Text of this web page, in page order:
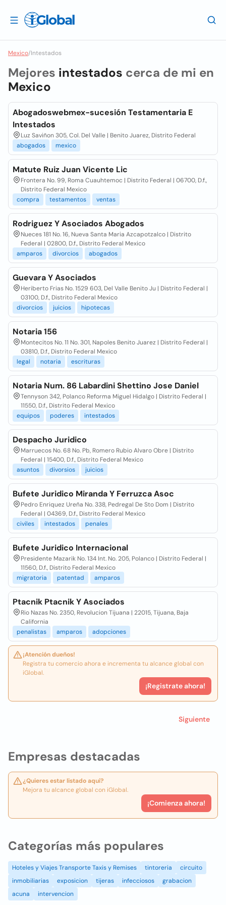
Mexico/Intestados
Empresas destacadas
¿Quieres estar listado aquí?
Mejora tu alcance global con iGlobal.
¡Comienza ahora!
Mejores intestados cerca de mi en
Mexico
Abogadoswebmex-sucesión Testamentaria E
Intestados
Luz Saviñon 305, Col. Del Valle | Benito Juarez, Distrito Federal
abogados
mexico
Matute Ruiz Juan Vicente Lic
Frontera No. 99, Roma Cuauhtemoc | Distrito Federal | 06700, D.f.,
Distrito Federal Mexico
compra
testamentos ventas
Rodriguez Y Asociados Abogados
Nueces 181 No. 16, Nueva Santa Maria Azcapotzalco | Distrito
Federal | 02800, D.f., Distrito Federal Mexico
amparos
divorcios abogados
Guevara Y Asociados
Heriberto Frias No. 1529 603, Del Valle Benito Ju | Distrito Federal |
03100, D.f., Distrito Federal Mexico
divorcios
juicios hipotecas
Notaria 156
Montecitos No. 11 No. 301, Napoles Benito Juarez | Distrito Federal |
03810, D.f., Distrito Federal Mexico
legal
notaria escrituras
Notaria Num. 86 Labardini Shettino Jose Daniel
Tennyson 342, Polanco Reforma Miguel Hidalgo | Distrito Federal |
11550, D.f., Distrito Federal Mexico
equipos
poderes intestados
Despacho Juridico
Marruecos No. 68 No. Pb, Romero Rubio Alvaro Obre | Distrito
Federal | 15400, D.f., Distrito Federal Mexico
asuntos
divorsios juicios
Bufete Juridico Miranda Y Ferruzca Asoc
Pedro Enriquez Ureña No. 338, Pedregal De Sto Dom | Distrito
Federal | 04369, D.f., Distrito Federal Mexico
civiles
intestados penales
Bufete Juridico Internacional
Presidente Mazarik No. 134 Int. No. 205, Polanco | Distrito Federal |
11560, D.f., Distrito Federal Mexico
migratoria
patentad amparos
Ptacnik Ptacnik Y Asociados
Rio Nazas No. 2350, Revolucion Tijuana | 22015, Tijuana, Baja
California
penalistas
amparos adopciones
¡Atención dueños!
Registra tu comercio ahora e incrementa tu alcance global con
iGlobal.
¡Registrate ahora!
Siguiente
Categorías más populares
Hoteles y Viajes Transporte Taxis y Remises tintoreria
circuito
inmobiliarias
exposicion tijeras infecciosos
grabacion
acuna
intervencion